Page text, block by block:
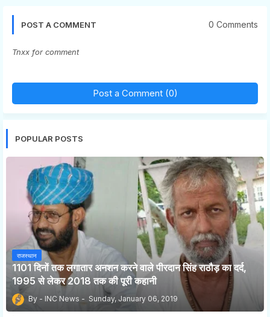
POST A COMMENT 0 Comments
Tnxx for comment
Post a Comment (0)
POPULAR POSTS
राजस्थान
1101 दिनों तक लगातार अनशन करने वाले पीरदान सिंह राठौड़ का दर्द,
1995 से लेकर 2018 तक की पूरी कहानी
INC News Sunday, January 06, 2019